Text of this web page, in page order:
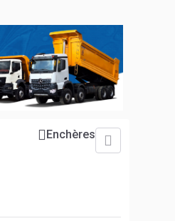
Enchères